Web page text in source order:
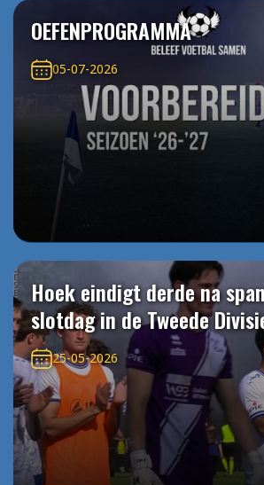
OEFENPROGRAMMA
05-07-2026
Hoek eindigt derde na
slotdag in de Tweede
25-05-2026